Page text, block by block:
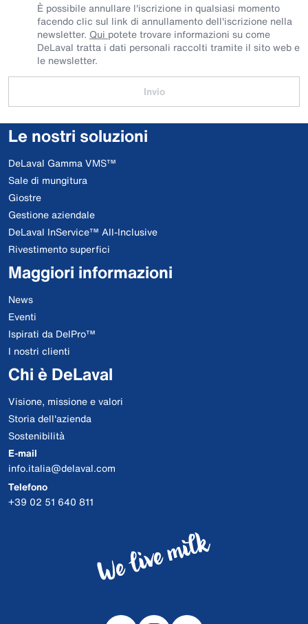
È possibile annullare l'iscrizione in qualsiasi momento
facendo clic sul link di annullamento dell'iscrizione nella
newsletter. Qui potete trovare informazioni su come
DeLaval tratta i dati personali raccolti tramite il sito web e
le newsletter.
Invio
Le nostri soluzioni
DeLaval Gamma VMS™
Sale di mungitura
Giostre
Gestione aziendale
DeLaval InService™ All-Inclusive
Rivestimento superfici
Maggiori informazioni
News
Eventi
Ispirati da DelPro™
I nostri clienti
Chi è DeLaval
Visione, missione e valori
Storia dell'azienda
Sostenibilità
E-mail
info.italia@delaval.com
Telefono
+39 02 51 640 811